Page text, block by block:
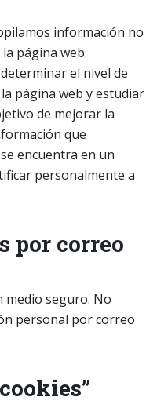
información no
página web.
el nivel de
página web y estudiar
de mejorar la
que
encuentra en un
personalmente a
por correo
medio seguro. No
personal por correo